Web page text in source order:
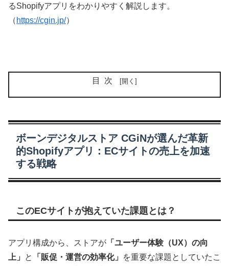
るShopifyアプリをわかりやすく解説します。
（ https://cgin.jp/）
目次
ボーンデジタルストア CGiNが選んだ革新
的Shopifyアプリ：ECサイトの売上を加速
する戦略
このECサイトが抱えていた課題とは？
アプリ構成から、ストアが 「ユーザー体験（UX）の向
上」
と 「販促・運営の効率化」
を重要な課題としていたこ